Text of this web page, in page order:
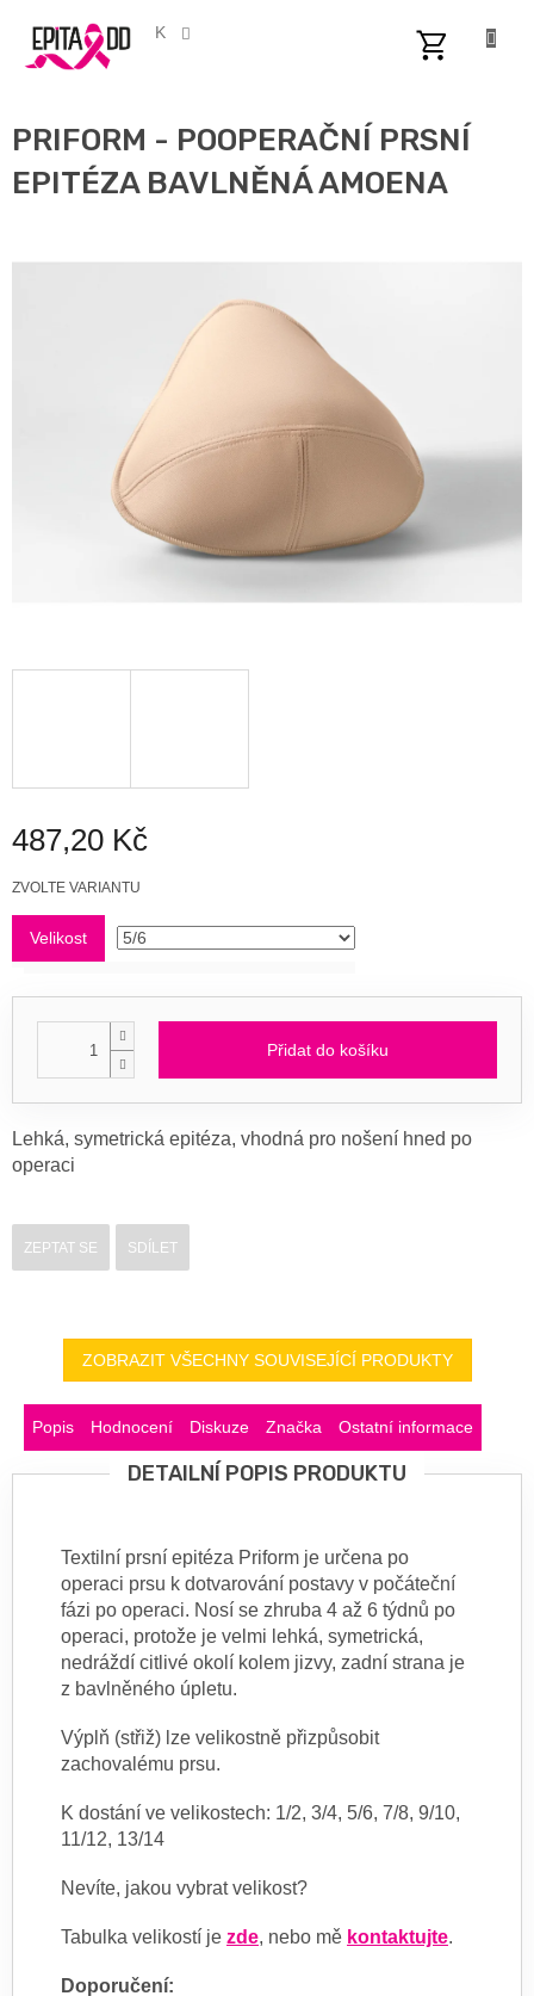
obsah
CZK
PRIFORM - POOPERAČNÍ PRSNÍ
EPITÉZA BAVLNĚNÁ AMOENA
487,20 Kč
Měrná
ZVOLTE VARIANTU
Velikost
Přidat do košíku
Lehká, symetrická epitéza, vhodná pro nošení hned po
operaci
ZEPTAT SE SDÍLET
ZOBRAZIT VŠECHNY SOUVISEJÍCÍ PRODUKTY
Popis Hodnocení Diskuze Značka Ostatní informace
DETAILNÍ POPIS PRODUKTU
Textilní prsní epitéza Priform je určena po
operaci prsu k dotvarování postavy v počáteční
fázi po operaci. Nosí se zhruba 4 až 6 týdnů po
operaci, protože je velmi lehká, symetrická,
nedráždí citlivé okolí kolem jizvy, zadní strana je
z bavlněného úpletu.
Výplň (střiž) lze velikostně přizpůsobit
zachovalému prsu.
K dostání ve velikostech: 1/2, 3/4, 5/6, 7/8, 9/10,
11/12, 13/14
Nevíte, jakou vybrat velikost?
Tabulka velikostí je zde, nebo mě kontaktujte.
Doporučení: